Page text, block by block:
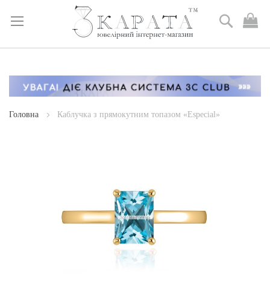
Skip
Content
Пошук
Головна Каблучка з прямокутним топазом «Especial»